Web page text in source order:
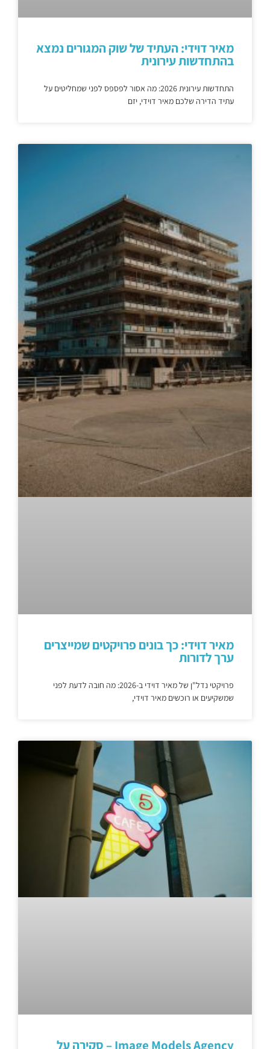
מאיר דוידי: העתיד של שוק המגורים נמצא
בהתחדשות עירונית
התחדשות עירונית 2026: מה אסור לפספס לפני שמחליטים על
עתיד הדירה שלכם מאיר דוידי, יזם
מאיר דוידי: כך בונים פרויקטים שמייצרים
ערך לדורות
פרויקטי נדל"ן של מאיר דוידי ב-2026: מה חובה לדעת לפני
שמשקיעים או רוכשים מאיר דוידי,
Image Models Agency – סקירה על